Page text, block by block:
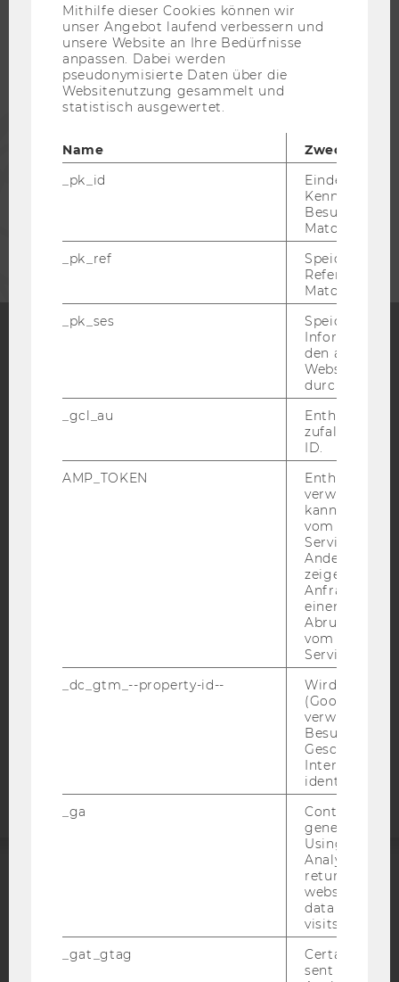
STUDIERENDE
ALUMNI
MITARBEITENDE
Blog
Bluesky
BARRIEREFREIHEITSERKLÄRUNG WEBSEITE
DATENSCHUTZERKLÄRUNG SOCIAL MEDIA
STUDIENBEWERBER*INNEN UND STUDIERENDE
COOKIE EINSTELLUNGEN
Barrierefreiheitserklärung
Mithilfe dieser Cookies können wir
unser Angebot laufend verbessern und
unsere Website an Ihre Bedürfnisse
anpassen. Dabei werden
pseudonymisierte Daten über die
Websitenutzung gesammelt und
statistisch ausgewertet.
Name
Zweck
_pk_id
Eindeutige
Besuchers
Matomo.
_pk_ref
Speicherung
Referrers
Matomo.
_pk_ses
Speicherung
den aktuellen
durch
_gcl_au
Enthält eine
ID.
AMP_TOKEN
Enthält ein
verwendet
kann, um
vom AMP-
Service
Andere
zeigen Opt-
Anfrage im
einen Fehler
Abrufen
vom AMP
Service an.
_dc_gtm_--property-id--
Wird von
(Google Tag
verwendet,
Besucher
Geschlecht
Interessen zu
identifizieren.
_ga
Contains a
generated
Using this
Analytics can
returning
website and
data from
visits.
_gat_gtag
Certain data
sent to